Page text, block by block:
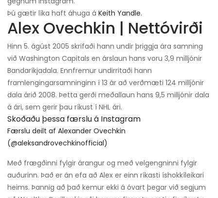
Þú gætir líka haft áhuga á Keith Yandle.
Alex Ovechkin | Nettóvirði
Hinn 5. ágúst 2005 skrifaði hann undir þriggja ára samning
við Washington Capitals en árslaun hans voru 3,9 milljónir
Bandaríkjadala. Ennfremur undirritaði hann
framlengingarsamninginn í 13 ár að verðmæti 124 milljónir
dala árið 2008. Þetta gerði meðallaun hans 9,5 milljónir dala
á ári, sem gerir þau ríkust í NHL ári.
Skoðaðu þessa færslu á Instagram
Færslu deilt af Alexander Ovechkin
(@aleksandrovechkinofficial)
Með frægðinni fylgir árangur og með velgengninni fylgir
auðurinn. Það er án efa að Alex er einn ríkasti íshokkíleikari
heims. Þannig að það kemur ekki á óvart þegar við segjum